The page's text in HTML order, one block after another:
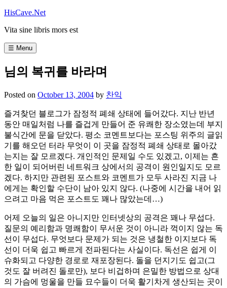
Skip
content
HisCave.Net
Vita sine libris mors est
☰ Menu
님의 복귀를 바라며
Posted on October 13, 2004 by 찬익
즐겨찾던 블로그가 잠정적 폐쇄 상태에 들어갔다. 지난 반년
동안 매일처럼 나를 즐겁게 만들어 준 유쾌한 장소였는데 부지
불식간에 문을 닫았다. 평소 코멘트보다는 포스팅 위주의 글읽
기를 해오던 터라 무엇이 이 곳을 잠정적 폐쇄 상태로 몰아갔
는지는 잘 모르겠다. 개인적인 문제일 수도 있겠고, 이제는 흔
한 일이 되어버린 네트워크 상에서의 공격이 원인일지도 모르
겠다. 하지만 관련된 포스트와 코멘트가 모두 사라진 지금 나
에게는 확인할 수단이 남아 있지 않다. (나중에 시간을 내어 읽
으려고 마음 먹은 포스트도 꽤나 많았는데…)
어제 오늘의 일은 아니지만 인터넷상의 공격은 꽤나 무섭다.
질문의 예리함과 명쾌함이 무서운 것이 아니라 꺽이지 않는 독
선이 무섭다. 무엇보다 문제가 되는 것은 냉철한 이지보다 독
선이 더욱 쉽고 빠르게 전파된다는 사실이다. 독선은 쉽게 이
슈화되고 다양한 경로로 재포장된다. 돌을 던지기도 쉽고(그
것도 잘 버려진 돌로만), 보다 비겁하며 은밀한 방법으로 상대
의 가슴에 멍울을 만들 묘수들이 더욱 활기차게 생산되는 곳이